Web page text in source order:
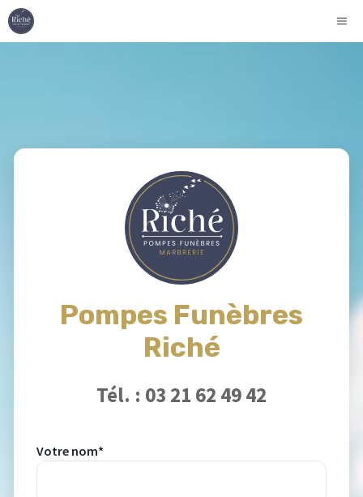
Aller
au
Pompes Funèbres
Riché
Tél. : 03 21 62 49 42
Votre nom*